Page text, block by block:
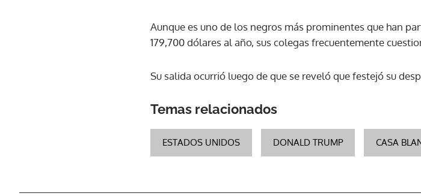
Gracias por suscribirte
Aunque es uno de los negros más prominentes que han
179,700 dólares al año, sus colegas frecuentemente
Su salida ocurrió luego de que se reveló que festejó su
Temas relacionados
ESTADOS UNIDOS DONALD TRUMP CASA